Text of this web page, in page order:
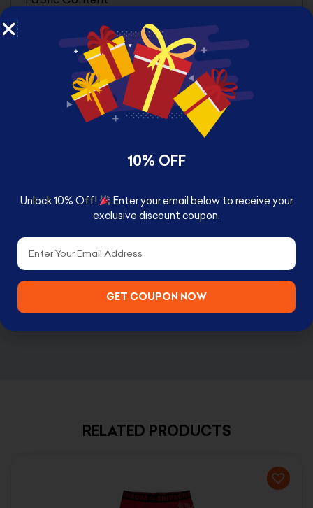
Pattern
Solid Print
Clothing Neck Style
Leisure, Casual
Scott Games
Freddy
Brand
Five Nights at Freddy’s
RELATED PRODUCTS
10% OFF
Unlock 10% Off!
Enter your email below to receive your
exclusive discount coupon.
Email
GET COUPON NOW